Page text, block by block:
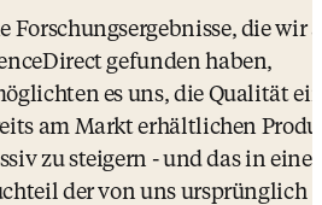
Forschungsergebnisse, die wir
gefunden haben,
es uns, die Qualität
am Markt erhältlichen
zu steigern - und das in
der von uns ursprünglich